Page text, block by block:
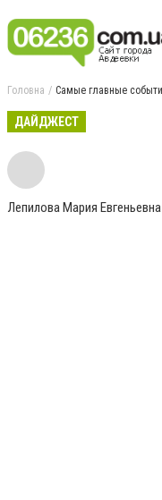
Головна Самые главные
ДАЙДЖЕСТ
Лепилова Мария Евгеньевна